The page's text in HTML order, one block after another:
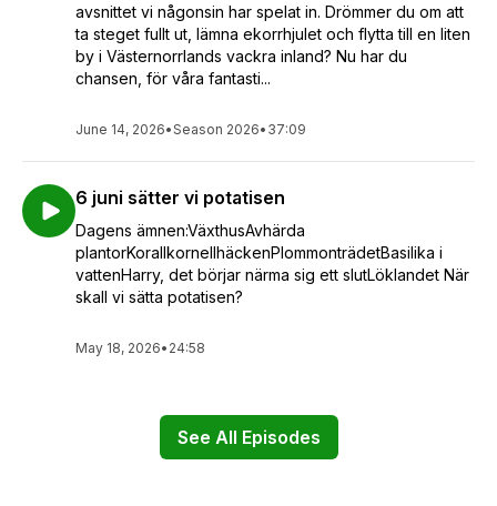
avsnittet vi någonsin har spelat in. Drömmer du om att
ta steget fullt ut, lämna ekorrhjulet och flytta till en liten
by i Västernorrlands vackra inland? Nu har du
chansen, för våra fantasti...
June 14, 2026•Season 2026• 37:09
6 juni sätter vi potatisen
Dagens ämnen:VäxthusAvhärda
plantorKorallkornellhäckenPlommonträdetBasilika i
vattenHarry, det börjar närma sig ett slutLöklandet När
skall vi sätta potatisen?
May 18, 2026• 24:58
See All Episodes